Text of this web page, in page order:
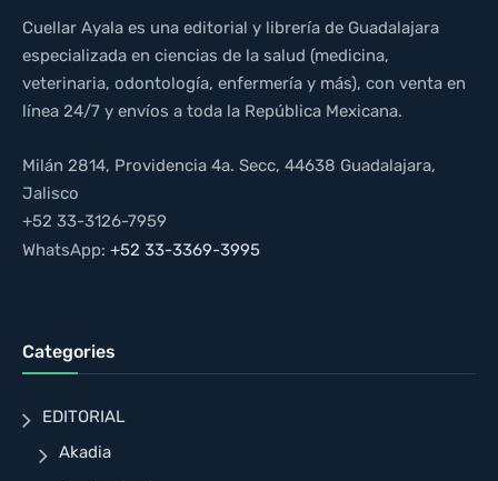
Cuellar Ayala es una editorial y librería de Guadalajara
especializada en ciencias de la salud (medicina,
veterinaria, odontología, enfermería y más), con venta en
línea 24/7 y envíos a toda la República Mexicana.
Milán 2814, Providencia 4a. Secc, 44638 Guadalajara,
Jalisco
+52 33-3126-7959
WhatsApp: +52 33-3369-3995
Categories
EDITORIAL
Akadia